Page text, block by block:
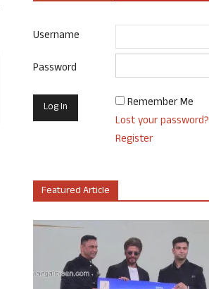
Username
Password
Remember Me
Lost your password?
Register
Featured Article